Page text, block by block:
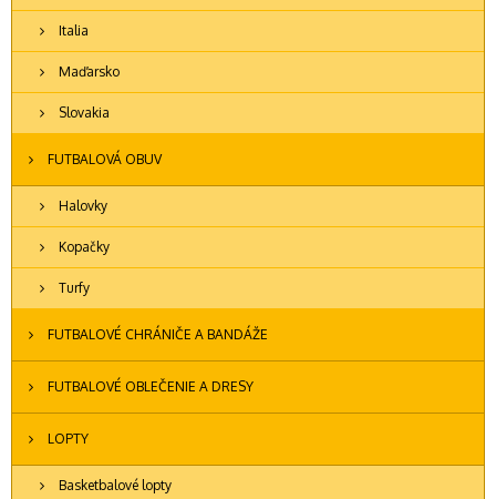
Italia
Maďarsko
Slovakia
FUTBALOVÁ OBUV
Halovky
Kopačky
Turfy
FUTBALOVÉ CHRÁNIČE A BANDÁŽE
FUTBALOVÉ OBLEČENIE A DRESY
LOPTY
Basketbalové lopty